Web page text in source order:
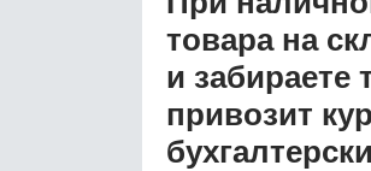
товара на
и забираете
привозит